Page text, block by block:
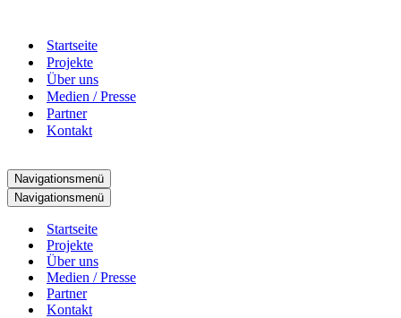
Startseite
Projekte
Über uns
Medien / Presse
Partner
Kontakt
Navigationsmenü
Navigationsmenü
Startseite
Projekte
Über uns
Medien / Presse
Partner
Kontakt